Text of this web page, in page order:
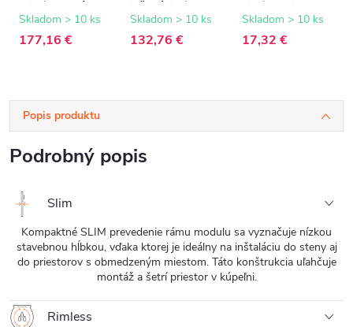
Slim/UF sedátko -
biela lesklá -
Skladom > 10 ks
177,16 €
inštalácia /
sadrokartón -
Skladom > 10 ks
132,76 €
Lite/Classic - ABS
- biela
Skladom > 10 ks
17,32 €
Popis produktu
Podrobný popis
Slim
Kompaktné SLIM prevedenie rámu modulu sa vyznačuje nízkou
stavebnou hĺbkou, vďaka ktorej je ideálny na inštaláciu do steny aj
do priestorov s obmedzeným miestom. Táto konštrukcia uľahčuje
montáž a šetrí priestor v kúpeľni.
Rimless